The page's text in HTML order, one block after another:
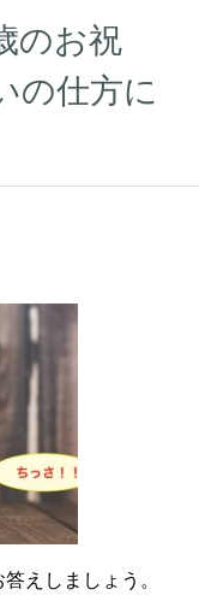
のお祝
の仕方に
えしましょう。